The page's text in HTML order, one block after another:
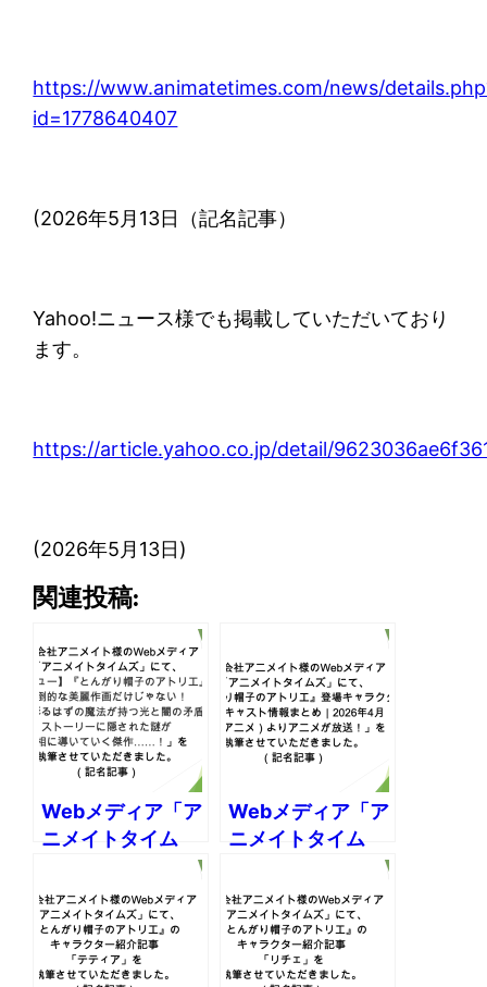
https://www.animatetimes.com/news/
id=1778640407
(2026年5月13日（記名記事）
Yahoo!ニュース様でも掲載していただいており
ます。
https://article.yahoo.co.jp/detail/
(2026年5月13日)
関連投稿:
Webメディア「ア
ニメイトタイム
「【レビュー】
『とんがり帽子の
アトリエ』は圧倒
的な美麗作画だけ
Webメディア「ア
ニメイトタイム
「『とんがり帽子
のアトリエ』登場
キャラクター＆主
演キャスト情報ま